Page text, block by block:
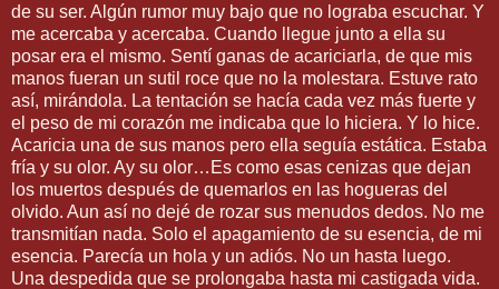
de su ser. Algún rumor muy bajo que no lograba escuchar. Y
me acercaba y acercaba. Cuando llegue junto a ella su
posar era el mismo. Sentí ganas de acariciarla, de que mis
manos fueran un sutil roce que no la molestara. Estuve rato
así, mirándola. La tentación se hacía cada vez más fuerte y
el peso de mi corazón me indicaba que lo hiciera. Y lo hice.
Acaricia una de sus manos pero ella seguía estática. Estaba
fría y su olor. Ay su olor…Es como esas cenizas que dejan
los muertos después de quemarlos en las hogueras del
olvido. Aun así no dejé de rozar sus menudos dedos. No me
transmitían nada. Solo el apagamiento de su esencia, de mi
esencia. Parecía un hola y un adiós. No un hasta luego.
Una despedida que se prolongaba hasta mi castigada vida.